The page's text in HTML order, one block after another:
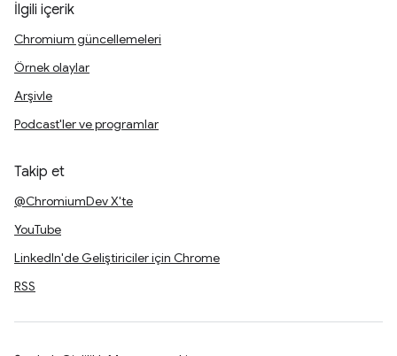
İlgili içerik
Chromium güncellemeleri
Örnek olaylar
Arşivle
Podcast'ler ve programlar
Takip et
@ChromiumDev X'te
YouTube
LinkedIn'de Geliştiriciler için Chrome
RSS